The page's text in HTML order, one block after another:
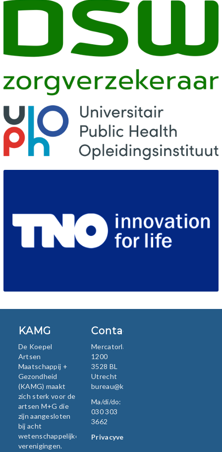
KAMG
De Koepel
Artsen
Maatschappij +
Gezondheid
(KAMG) maakt
zich sterk voor de
artsen M+G die
zijn aangesloten
bij acht
wetenschappelijke
verenigingen.
Contact
Mercatorlaan
1200
3528 BL
Utrecht
bureau@kamg.nl
Ma/di/do:
030 303
3662
Privacyverklaring